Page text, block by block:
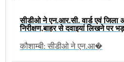
सीडीओ ने एन.आर.सी. वार्ड एवं
निरीक्षण,बाहर से दवाइयां लिखने पर
कौशाम्बी: सीडीओ ने एन.आ�